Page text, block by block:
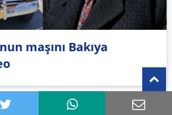
maşını Bakıya
16:18